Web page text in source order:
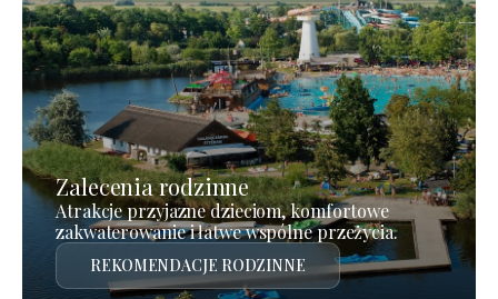
Zalecenia rodzinne
Atrakcje przyjazne dzieciom, komfortowe
zakwaterowanie i łatwe wspólne przeżycia.
REKOMENDACJE RODZINNE